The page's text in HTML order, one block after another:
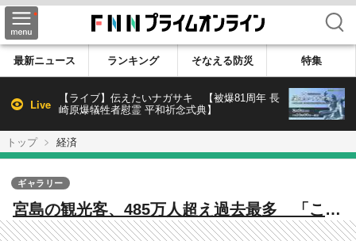
検索
最新ニュース ランキング そなえる防災 特集
Live
【ライブ】伝えたいナガサキ 【被爆81周年 長
崎原爆犠牲者慰霊 平和祈念式典】
トップ 経済
宮島の観光客、485万人超え過去最多 「これ
からは経済貢献の質も追いかけていく」 被
ギャラリー